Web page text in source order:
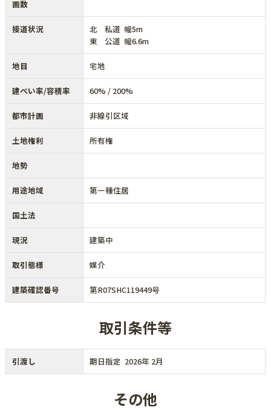
画数
接道状況
北 私道 幅5m
東 公道 幅6.6m
地目 宅地
建ぺい率/容積率 60% / 200%
都市計画 非線引区域
土地権利 所有権
地勢
用途地域 第一種住居
国土法
現況 建築中
取引態様 媒介
建築確認番号 第R07SHC119449号
取引条件等
引渡し 期日指定 2026年 2月
その他